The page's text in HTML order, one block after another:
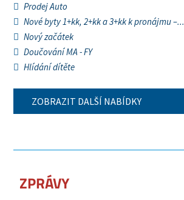
Prodej Auto
Nové byty 1+kk, 2+kk a 3+kk k pronájmu –...
Nový začátek
Doučování MA - FY
Hlídání dítěte
ZOBRAZIT DALŠÍ NABÍDKY
ZPRÁVY